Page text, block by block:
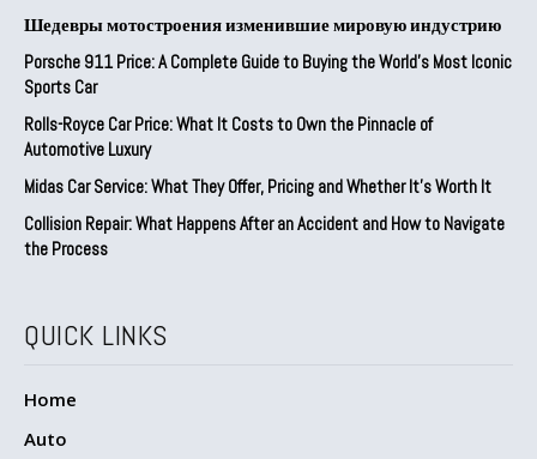
Шедевры мотостроения изменившие мировую индустрию
Porsche 911 Price: A Complete Guide to Buying the World’s Most Iconic
Sports Car
Rolls-Royce Car Price: What It Costs to Own the Pinnacle of
Automotive Luxury
Midas Car Service: What They Offer, Pricing and Whether It’s Worth It
Collision Repair: What Happens After an Accident and How to Navigate
the Process
QUICK LINKS
Home
Auto